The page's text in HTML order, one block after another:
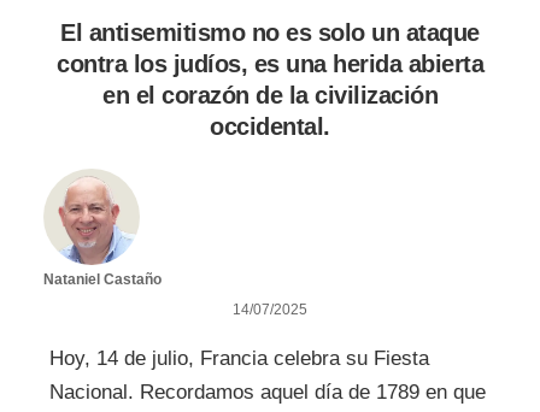
El antisemitismo no es solo un ataque
contra los judíos, es una herida abierta
en el corazón de la civilización
occidental.
Nataniel Castaño
14/07/2025
Hoy, 14 de julio, Francia celebra su Fiesta
Nacional. Recordamos aquel día de 1789 en que